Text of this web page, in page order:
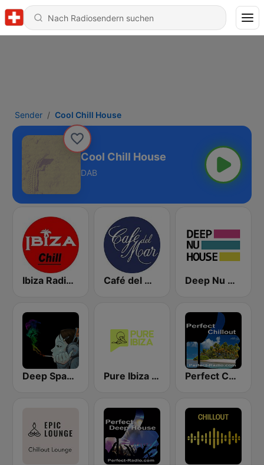
Sender Cool Chill House
Cool Chill House
DAB
Ibiza Radios - Chill Café del Mar Chill Deep Nu House Radio by SO&SO
Deep Space Chill Pure Ibiza Radio Perfect Chillout